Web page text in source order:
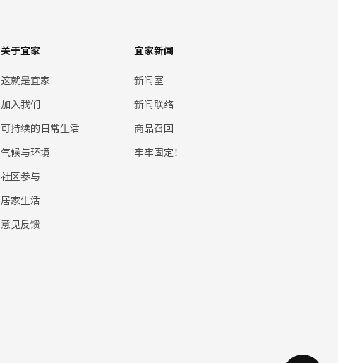
关于宜家
这就是宜家
加入我们
可持续的日常生活
气候与环境
社区参与
居家生活
意见反馈
宜家新闻
新闻室
新闻联络
商品召回
牢牢固定！